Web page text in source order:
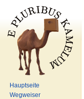
Hauptseite
Wegweiser